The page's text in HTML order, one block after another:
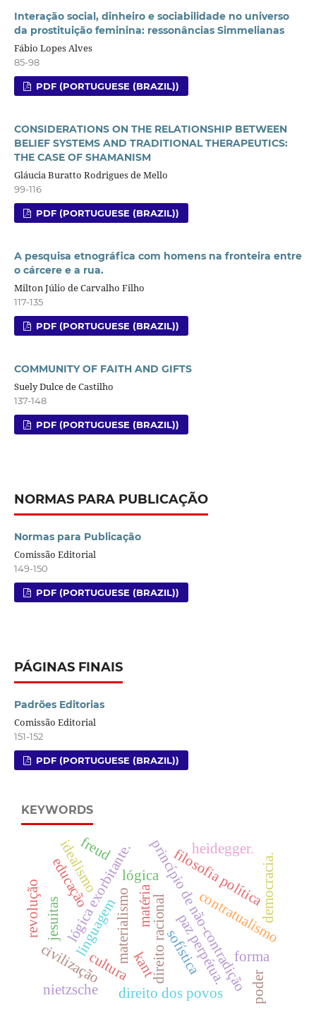
Interação social, dinheiro e sociabilidade no universo
da prostituição feminina: ressonâncias Simmelianas
Fábio Lopes Alves
85-98
PDF (PORTUGUESE (BRAZIL))
CONSIDERATIONS ON THE RELATIONSHIP BETWEEN
BELIEF SYSTEMS AND TRADITIONAL THERAPEUTICS:
THE CASE OF SHAMANISM
Gláucia Buratto Rodrigues de Mello
99-116
PDF (PORTUGUESE (BRAZIL))
A pesquisa etnográfica com homens na fronteira entre
o cárcere e a rua.
Milton Júlio de Carvalho Filho
117-135
PDF (PORTUGUESE (BRAZIL))
COMMUNITY OF FAITH AND GIFTS
Suely Dulce de Castilho
137-148
PDF (PORTUGUESE (BRAZIL))
NORMAS PARA PUBLICAÇÃO
Normas para Publicação
Comissão Editorial
149-150
PDF (PORTUGUESE (BRAZIL))
PÁGINAS FINAIS
Padrões Editorias
Comissão Editorial
151-152
PDF (PORTUGUESE (BRAZIL))
KEYWORDS
lógicaprincípio de não-contradição
lógica exorbitante.
kantdireito racional
filosofia política
direito dos povos
contratualismo
paz perpétua.
idealismo
materialismo forma
matéria democracia.
linguagem sofística
heidegger.
civilizaçãocultura
nietzsche
jesuitas
educação
revolução
poder
freud